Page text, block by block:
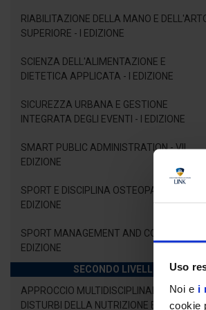
Uso
Noi e i
cookie
RIABILITAZIONE DELLA MANO E
SUPERIORE - I EDIZIONE
SCIENZA DELL'ALIMENTAZIONE E
DIETETICA APPLICATA - I EDIZIONE
SICUREZZA URBANA E GESTIONE
INTEGRATA DEGLI EVENTI - I EDIZIONE
SMART PUBLIC ADMINISTRATION - VII
EDIZIONE
SPORT E DISCIPLINA OSTEOPATICA - I
EDIZIONE
SPORT MANAGEMENT AND COACHING - III
EDIZIONE
SECONDO LIVELLO
APPROCCIO MULTIDISCIPLINARE AI
DISTURBI DELLA NUTRIZIONE E